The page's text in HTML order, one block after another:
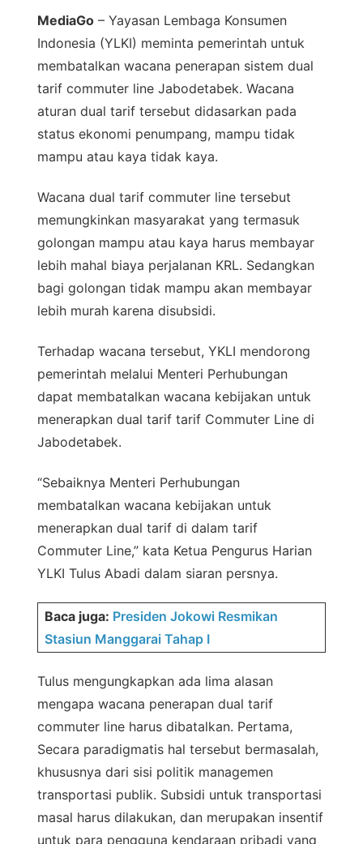
MediaGo – Yayasan Lembaga Konsumen
Indonesia (YLKI) meminta pemerintah untuk
membatalkan wacana penerapan sistem dual
tarif commuter line Jabodetabek. Wacana
aturan dual tarif tersebut didasarkan pada
status ekonomi penumpang, mampu tidak
mampu atau kaya tidak kaya.
Wacana dual tarif commuter line tersebut
memungkinkan masyarakat yang termasuk
golongan mampu atau kaya harus membayar
lebih mahal biaya perjalanan KRL. Sedangkan
bagi golongan tidak mampu akan membayar
lebih murah karena disubsidi.
Terhadap wacana tersebut, YKLI mendorong
pemerintah melalui Menteri Perhubungan
dapat membatalkan wacana kebijakan untuk
menerapkan dual tarif tarif Commuter Line di
Jabodetabek.
“Sebaiknya Menteri Perhubungan
membatalkan wacana kebijakan untuk
menerapkan dual tarif di dalam tarif
Commuter Line,” kata Ketua Pengurus Harian
YLKI Tulus Abadi dalam siaran persnya.
Baca juga: Presiden Jokowi Resmikan
Stasiun Manggarai Tahap I
Tulus mengungkapkan ada lima alasan
mengapa wacana penerapan dual tarif
commuter line harus dibatalkan. Pertama,
Secara paradigmatis hal tersebut bermasalah,
khususnya dari sisi politik managemen
transportasi publik. Subsidi untuk transportasi
masal harus dilakukan, dan merupakan insentif
untuk para pengguna kendaraan pribadi yang